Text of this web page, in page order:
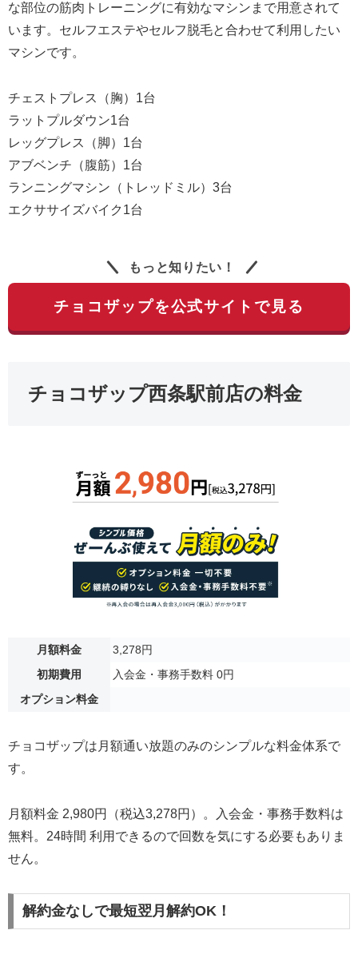
な部位の筋肉トレーニングに有効なマシンまで用意されて
います。セルフエステやセルフ脱毛と合わせて利用したい
マシンです。
チェストプレス（胸）1台
ラットプルダウン1台
レッグプレス（脚）1台
アブベンチ（腹筋）1台
ランニングマシン（トレッドミル）3台
エクササイズバイク1台
もっと知りたい！
チョコザップを公式サイトで見る
チョコザップ西条駅前店の料金
月額料金
3,278円
初期費用
入会金・事務手数料 0円
オプション料金
チョコザップは月額通い放題のみのシンプルな料金体系で
す。
月額料金 2,980円（税込3,278円）。入会金・事務手数料は
無料。24時間 利用できるので回数を気にする必要もありま
せん。
解約金なしで最短翌月解約OK！